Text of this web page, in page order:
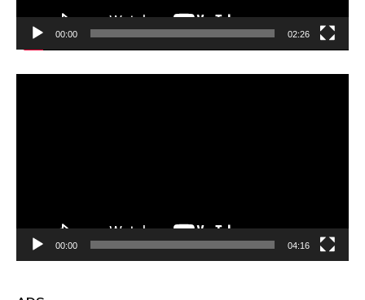
00:00 02:26
00:00 04:16